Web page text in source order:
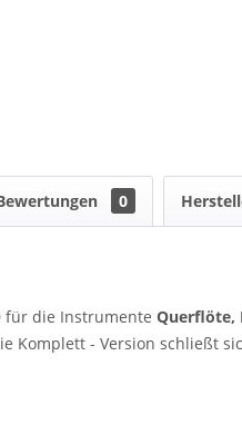
0
für die Instrumente Querflöte,
Komplett - Version schließt